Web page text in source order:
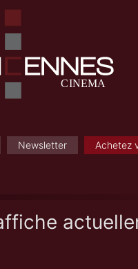
Newsletter Achetez